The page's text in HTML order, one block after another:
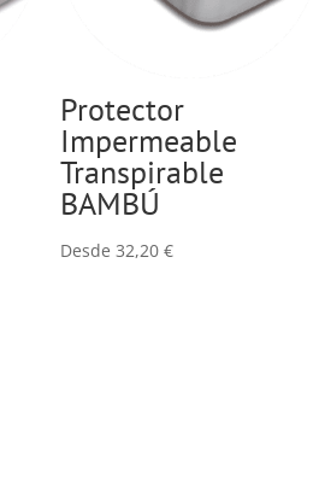
Protector
Impermeable
Transpirable
BAMBÚ
Desde 32,20 €